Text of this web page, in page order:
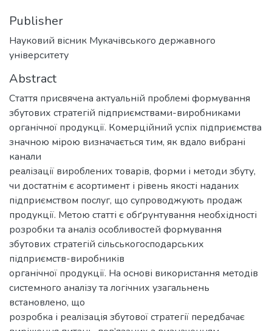
Publisher
Науковий вісник Мукачівського державного
університету
Abstract
Стаття присвячена актуальній проблемі формування
збутових стратегій підприємствами-виробниками
органічної продукції. Комерційний успіх підприємства
значною мірою визначається тим, як вдало вибрані
канали
реалізації вироблених товарів, форми і методи збуту,
чи достатнім є асортимент і рівень якості наданих
підприємством послуг, що супроводжують продаж
продукції. Метою статті є обґрунтування необхідності
розробки та аналіз особливостей формування
збутових стратегій сільськогосподарських
підприємств-виробників
органічної продукції. На основі використання методів
системного аналізу та логічних узагальнень
встановлено, що
розробка і реалізація збутової стратегії передбачає